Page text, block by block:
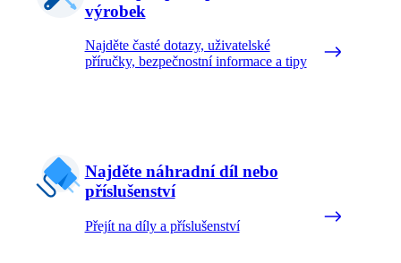
výrobek
Najděte časté dotazy, uživatelské
příručky, bezpečnostní informace a tipy
Najděte náhradní díl nebo
příslušenství
Přejít na díly a příslušenství